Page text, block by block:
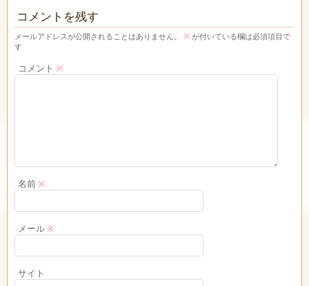
コメントを残す
メールアドレスが公開されることはありません。 ※ が付いている欄は必須項目で
す
コメント ※
名前※
メール※
サイト